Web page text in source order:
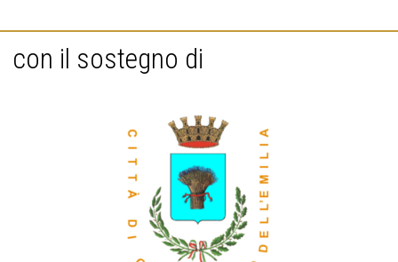
con il sostegno di